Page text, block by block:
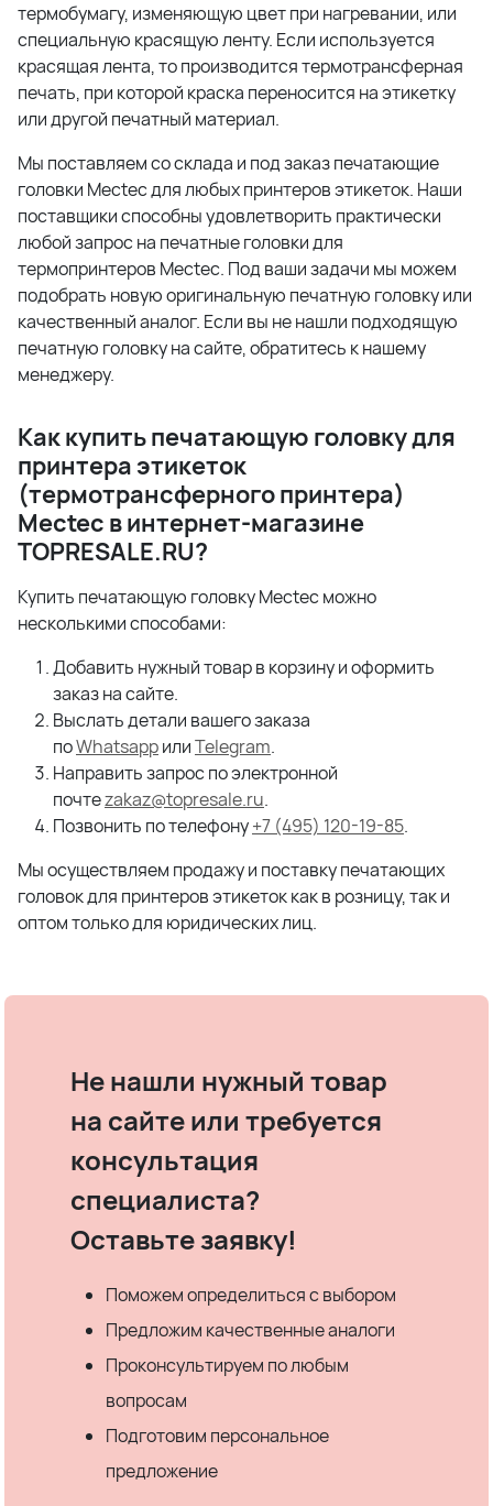
термобумагу, изменяющую цвет при нагревании, или
специальную красящую ленту. Если используется
красящая лента, то производится термотрансферная
печать, при которой краска переносится на этикетку
или другой печатный материал.
Мы поставляем со склада и под заказ печатающие
головки Mectec для любых принтеров этикеток. Наши
поставщики способны удовлетворить практически
любой запрос на печатные головки для
термопринтеров Mectec. Под ваши задачи мы можем
подобрать новую оригинальную печатную головку или
качественный аналог. Если вы не нашли подходящую
печатную головку на сайте, обратитесь к нашему
менеджеру.
Как купить печатающую головку для
принтера этикеток
(термотрансферного принтера)
Mectec в интернет-магазине
TOPRESALE.RU?
Купить печатающую головку Mectec можно
несколькими способами:
Добавить нужный товар в корзину и оформить
заказ на сайте.
Выслать детали вашего заказа
поWhatsappилиTelegram.
Направить запрос по электронной
почтеzakaz@topresale.ru.
Позвонить по телефону+7 (495) 120-19-85.
Мы осуществляем продажу и поставку печатающих
головок для принтеров этикеток как в розницу, так и
оптом только для юридических лиц.
Не нашли нужный товар
на сайте или требуется
консультация
специалиста?
Оставьте заявку!
Поможем определиться с выбором
Предложим качественные аналоги
Проконсультируем по любым
вопросам
Подготовим персональное
предложение